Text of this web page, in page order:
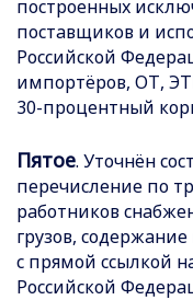
построенных
поставщиков и
Российской
импортёров, ОТ,
30-процентный
Пятое. Уточнён
перечисление по
работников
грузов,
с прямой ссылкой
Российской